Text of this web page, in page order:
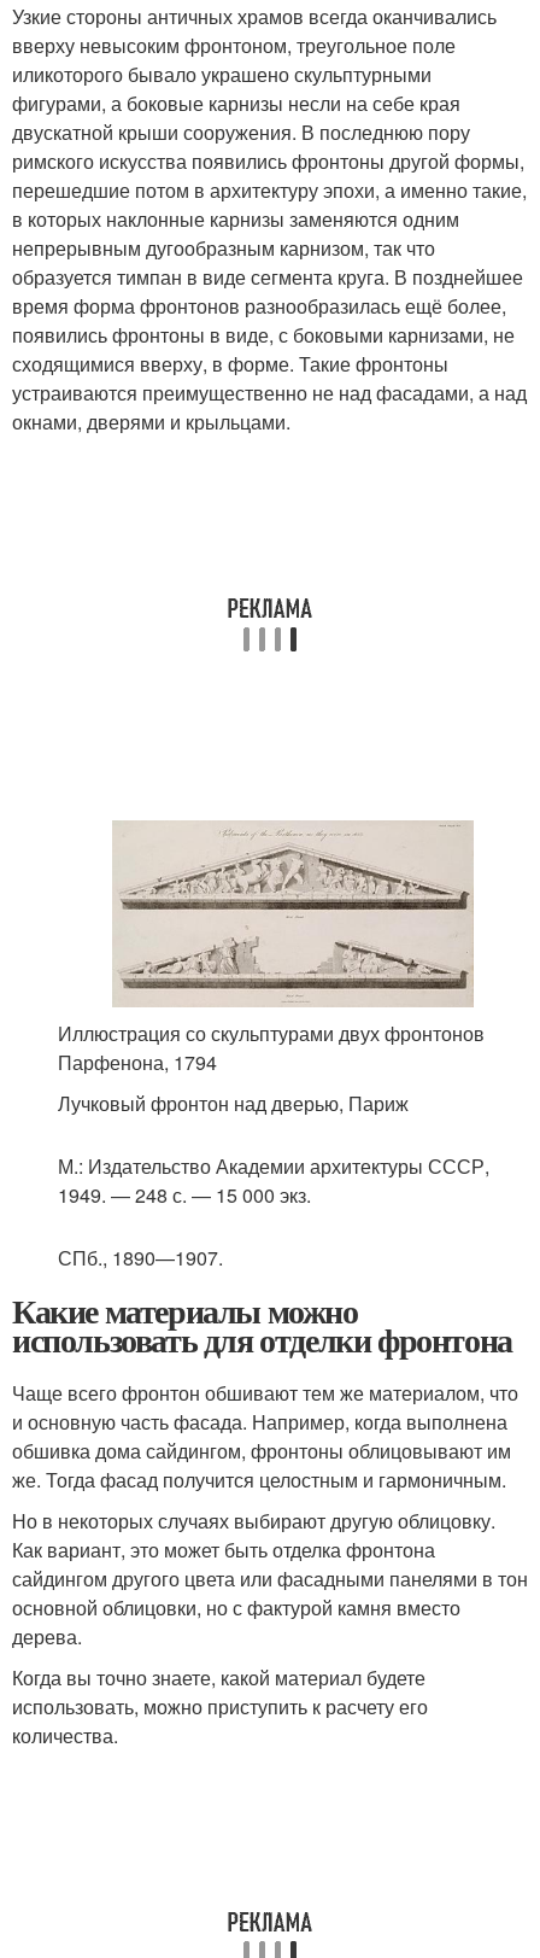
Узкие стороны античных храмов всегда оканчивались
вверху невысоким фронтоном, треугольное поле
иликоторого бывало украшено скульптурными
фигурами, а боковые карнизы несли на себе края
двускатной крыши сооружения. В последнюю пору
римского искусства появились фронтоны другой формы,
перешедшие потом в архитектуру эпохи, а именно такие,
в которых наклонные карнизы заменяются одним
непрерывным дугообразным карнизом, так что
образуется тимпан в виде сегмента круга. В позднейшее
время форма фронтонов разнообразилась ещё более,
появились фронтоны в виде, с боковыми карнизами, не
сходящимися вверху, в форме. Такие фронтоны
устраиваются преимущественно не над фасадами, а над
окнами, дверями и крыльцами.
Иллюстрация со скульптурами двух фронтонов
Парфенона, 1794
Лучковый фронтон над дверью, Париж
М.: Издательство Академии архитектуры СССР,
1949. — 248 с. — 15 000 экз.
СПб., 1890—1907.
Какие материалы можно
использовать для отделки фронтона
Чаще всего фронтон обшивают тем же материалом, что
и основную часть фасада. Например, когда выполнена
обшивка дома сайдингом, фронтоны облицовывают им
же. Тогда фасад получится целостным и гармоничным.
Но в некоторых случаях выбирают другую облицовку.
Как вариант, это может быть отделка фронтона
сайдингом другого цвета или фасадными панелями в тон
основной облицовки, но с фактурой камня вместо
дерева.
Когда вы точно знаете, какой материал будете
использовать, можно приступить к расчету его
количества.